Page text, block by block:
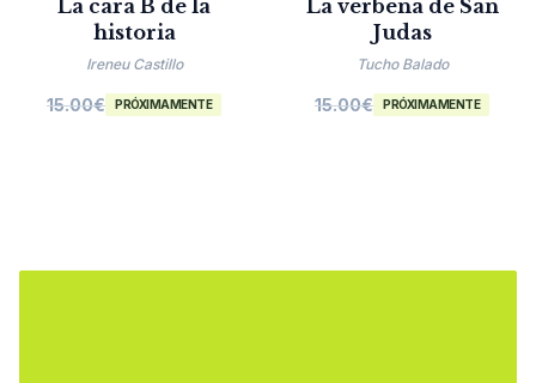
La cara B de la
historia
Ireneu Castillo
15.00€ PRÓXIMAMENTE
La verbena de San
Judas
Tucho Balado
15.00€ PRÓXIMAMENTE